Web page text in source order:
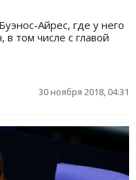
Айрес, где у него
том числе с главой
30 ноября 2018, 04:31